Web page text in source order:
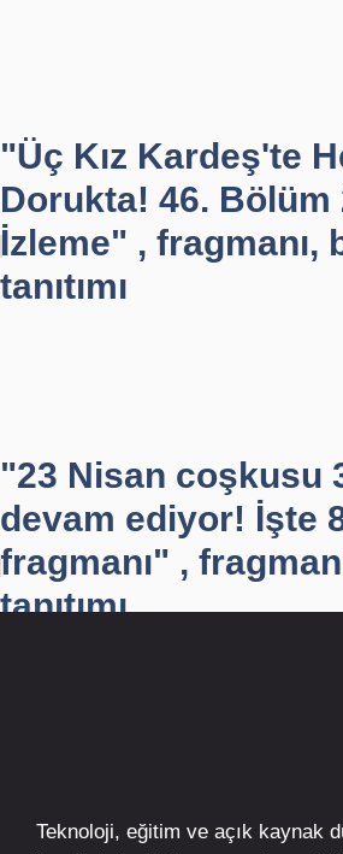
"Üç Kız Kardeş'te
Dorukta! 46. Bölüm
İzleme" , fragmanı,
tanıtımı
"23 Nisan coşkusu
devam ediyor! İşte
fragmanı" ,
tanıtımı
Teknoloji, eğitim ve açık kaynak